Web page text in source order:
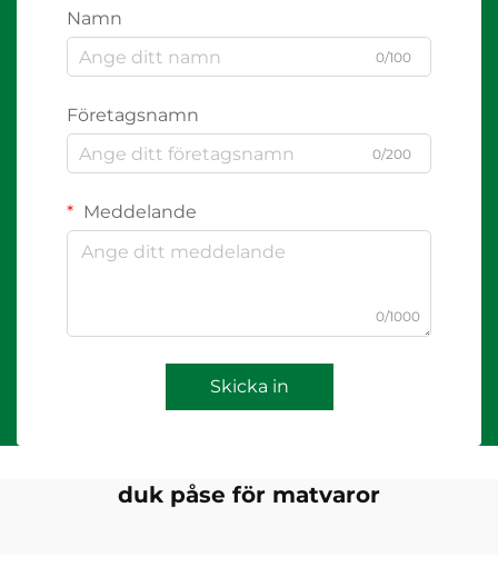
Namn
0/100
Företagsnamn
0/200
Meddelande
0/1000
Skicka in
duk påse för matvaror